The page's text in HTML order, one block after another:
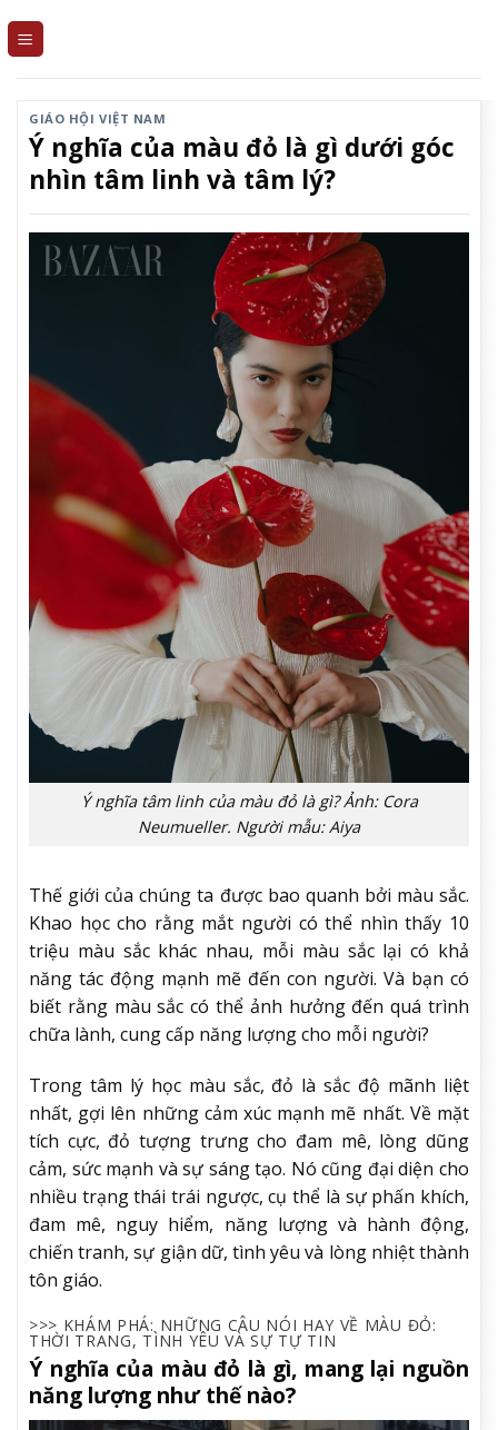
GIÁO HỘI VIỆT NAM
Ý nghĩa của màu đỏ là gì dưới góc
nhìn tâm linh và tâm lý?
Ý nghĩa tâm linh của màu đỏ là gì? Ảnh: Cora
Neumueller. Người mẫu: Aiya
Thế giới của chúng ta được bao quanh bởi màu sắc.
Khao học cho rằng mắt người có thể nhìn thấy 10
triệu màu sắc khác nhau, mỗi màu sắc lại có khả
năng tác động mạnh mẽ đến con người. Và bạn có
biết rằng màu sắc có thể ảnh hưởng đến quá trình
chữa lành, cung cấp năng lượng cho mỗi người?
Trong tâm lý học màu sắc, đỏ là sắc độ mãnh liệt
nhất, gợi lên những cảm xúc mạnh mẽ nhất. Về mặt
tích cực, đỏ tượng trưng cho đam mê, lòng dũng
cảm, sức mạnh và sự sáng tạo. Nó cũng đại diện cho
nhiều trạng thái trái ngược, cụ thể là sự phấn khích,
đam mê, nguy hiểm, năng lượng và hành động,
chiến tranh, sự giận dữ, tình yêu và lòng nhiệt thành
tôn giáo.
>>> KHÁM PHÁ: NHỮNG CÂU NÓI HAY VỀ MÀU ĐỎ:
THỜI TRANG, TÌNH YÊU VÀ SỰ TỰ TIN
Ý nghĩa của màu đỏ là gì, mang lại nguồn
năng lượng như thế nào?